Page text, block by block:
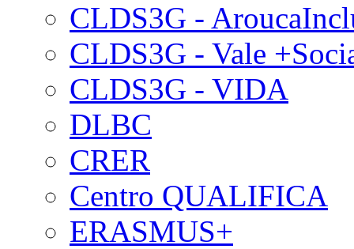
CLDS3G -
CLDS3G - Vale
CLDS3G - VIDA
DLBC
CRER
Centro QUALIFICA
ERASMUS+